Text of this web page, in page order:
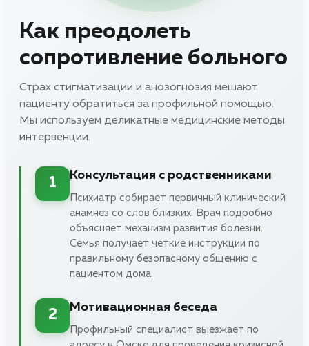
Как преодолеть
сопротивление больного
Страх стигматизации и анозогнозия мешают
пациенту обратиться за профильной помощью.
Мы используем деликатные медицинские методы
интервенции.
1
Консультация с родственниками
Психиатр собирает первичный клинический
анамнез со слов близких. Врач подробно
объясняет механизм развития болезни.
Семья получает четкие инструкции по
правильному безопасному общению с
пациентом дома.
2
Мотивационная беседа
Профильный специалист выезжает по